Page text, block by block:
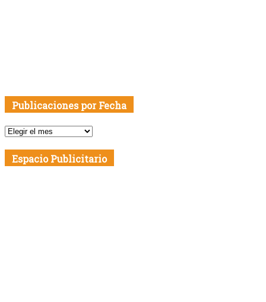
Publicaciones por Fecha
Publicaciones
Fecha
Espacio Publicitario